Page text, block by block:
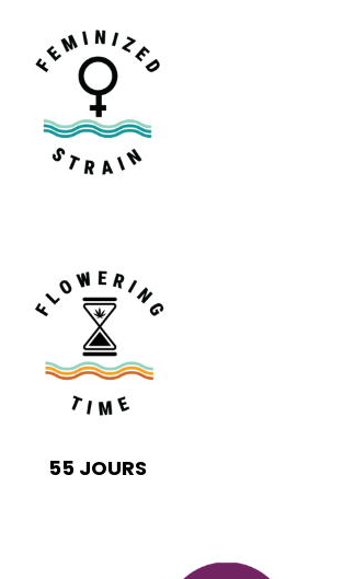
55 JOURS